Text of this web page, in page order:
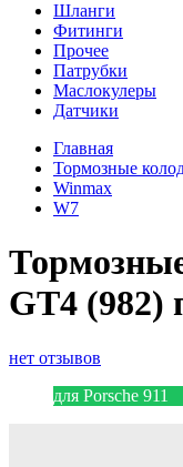
Шланги
Фитинги
Прочее
Патрубки
Маслокулеры
Датчики
Главная
Тормозные
Winmax
W7
GT4 (982)
нет отзывов
для Porsche 911